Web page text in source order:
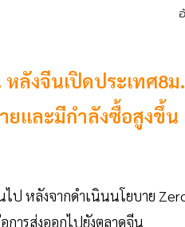
งจีนเปิดประเทศ8
และมีกำลังซื้อสูงขึ้น
ป หลังจากดำเนินนโยบาย
ารส่งออกไปยังตลาดจีน